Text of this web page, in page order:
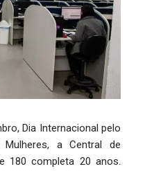
Dia Internacional pelo
a Central de
180 completa 20 anos.